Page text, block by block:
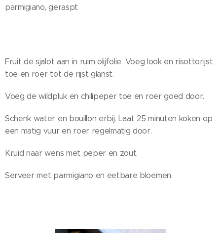
parmigiano, geraspt
Fruit de sjalot aan in ruim olijfolie. Voeg look en risottorijst
toe en roer tot de rijst glanst.
Voeg de wildpluk en chilipeper toe en roer goed door.
Schenk water en bouillon erbij. Laat 25 minuten koken op
een matig vuur en roer regelmatig door.
Kruid naar wens met peper en zout.
Serveer met parmigiano en eetbare bloemen.